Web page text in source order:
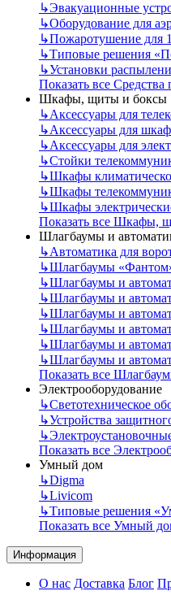
↳Эвакуационные
↳Оборудование для
↳Пожаротушение для
↳Типовые решения
↳Установки
Показать все
Шкафы, щиты и боксы
↳Аксессуары для
↳Аксессуары для
↳Аксессуары для
↳Стойки
↳Шкафы
↳Шкафы
↳Шкафы
Показать все Шкафы,
Шлагбаумы и
↳Автоматика для
↳Шлагбаумы
↳Шлагбаумы и
↳Шлагбаумы и
↳Шлагбаумы и
↳Шлагбаумы и
↳Шлагбаумы и
↳Шлагбаумы и
Показать все
Электрооборудование
↳Светотехническое
↳Устройства
↳
Показать все
Умный дом
↳Digma
↳Livicom
↳Типовые решения
Показать все Умный
Информация
О нас Доставка Блог